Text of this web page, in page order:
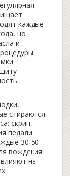
каждые
но
и
,
стираются
скрип,
педали.
30‑50
вождения
на